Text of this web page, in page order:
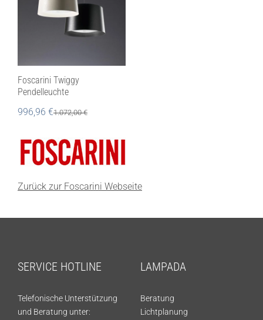
Foscarini Twiggy
Pendelleuchte
996,96 €1.072,00€
Zurück zur Foscarini Webseite
SERVICE HOTLINE
Telefonische Unterstützung
und Beratung unter:
LAMPADA
Beratung
Lichtplanung